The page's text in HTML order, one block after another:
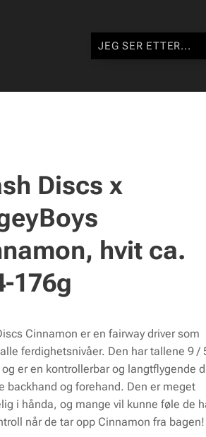
Discs x
hvit ca.
176g
Cinnamon er en fairway driver som
ferdighetsnivåer. Den har tallene 9 /
er en kontrollerbar og langtflygende
backhand og forehand. Den er meget
i hånda, og mange vil kunne føle de
når de tar opp Cinnamon fra bagen!